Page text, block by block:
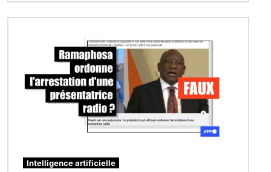
Intelligence artificielle